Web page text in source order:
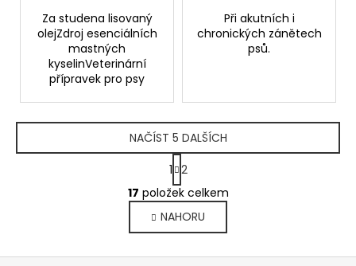
Za studena lisovaný
olejZdroj esenciálních
mastných
kyselinVeterinární
přípravek pro psy
Při akutních i
chronických zánětech
psů.
O
v
l
á
d
NAČÍST 5 DALŠÍCH
S
t
r
á
n
k
o
1 2
17 položek celkem
NAHORU